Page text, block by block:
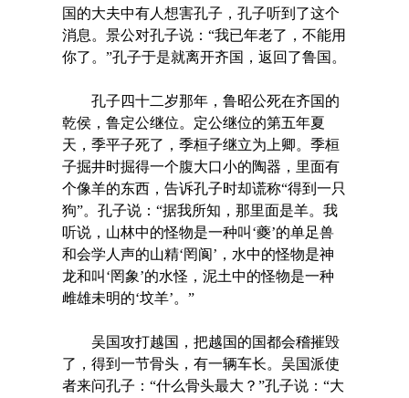
国的大夫中有人想害孔子，孔子听到了这个
消息。景公对孔子说：“我已年老了，不能用
你了。”孔子于是就离开齐国，返回了鲁国。
孔子四十二岁那年，鲁昭公死在齐国的
乾侯，鲁定公继位。定公继位的第五年夏
天，季平子死了，季桓子继立为上卿。季桓
子掘井时掘得一个腹大口小的陶器，里面有
个像羊的东西，告诉孔子时却谎称“得到一只
狗”。孔子说：“据我所知，那里面是羊。我
听说，山林中的怪物是一种叫‘夔’的单足兽
和会学人声的山精‘罔阆’，水中的怪物是神
龙和叫‘罔象’的水怪，泥土中的怪物是一种
雌雄未明的‘坟羊’。”
吴国攻打越国，把越国的国都会稽摧毁
了，得到一节骨头，有一辆车长。吴国派使
者来问孔子：“什么骨头最大？”孔子说：“大